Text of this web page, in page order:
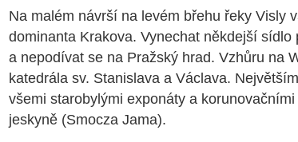
Na malém návrší na levém břehu řeky Visly
dominanta Krakova. Vynechat někdejší
a nepodívat se na Pražský hrad. Vzhůru na
katedrála sv. Stanislava a Václava.
všemi starobylými exponáty a
jeskyně (Smocza Jama).